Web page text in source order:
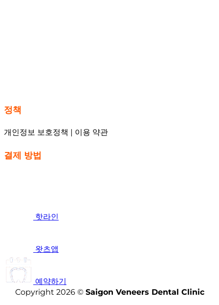
정책
개인정보 보호정책 | 이용 약관
결제 방법
핫라인
왓츠앱
예약하기
Copyright 2026 © Saigon Veneers Dental Clinic